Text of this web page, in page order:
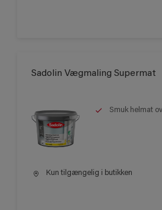
Sadolin Vægmaling Supermat
Smuk helmat
Kun tilgængelig i butikken